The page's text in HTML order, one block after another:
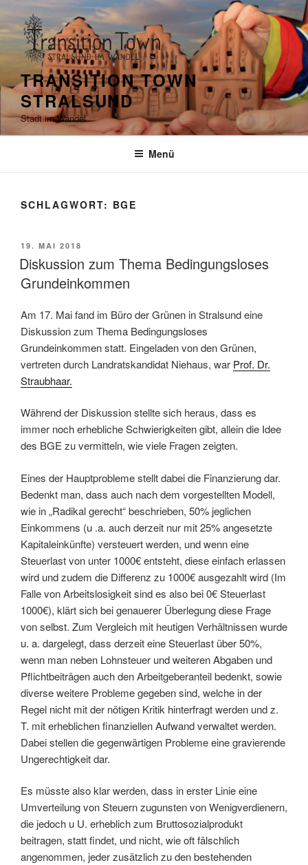
Inhalt
springen
TRANSITION TOWN
STRALSUND
Stadt im Wandel
Menü
SCHLAGWORT: BGE
VERÖFFENTLICHT
AM
19. MAI 2018
Diskussion zum Thema Bedingungsloses
Grundeinkommen
Am 17. Mai fand im Büro der Grünen in Stralsund eine
Diskussion zum Thema Bedingungsloses
Grundeinkommen statt. Eingeladen von den Grünen,
vertreten durch Landratskandidat Niehaus, war Prof. Dr.
Straubhaar.
Während der Diskussion stellte sich heraus, dass es
immer noch erhebliche Schwierigkeiten gibt, allein die Idee
des BGE zu vermitteln, wie viele Fragen zeigten.
Eines der Hauptprobleme stellt dabei die Finanzierung dar.
Bedenkt man, dass auch nach dem vorgestellten Modell,
wie in „Radikal gerecht“ beschrieben, 50% jeglichen
Einkommens (u .a. auch derzeit nur mit 25% angesetzte
Kapitaleinkünfte) versteuert werden, und wenn eine
Steuerlast von unter 1000€ entsteht, diese einfach erlassen
wird und zudem die Differenz zu 1000€ ausgezahlt wird (Im
Falle von Arbeitslosigkeit sind es also bei 0€ Steuerlast
1000€), klärt sich bei genauerer Überlegung diese Frage
von selbst. Zum Vergleich mit heutigen Verhältnissen wurde
u. a. dargelegt, dass derzeit eine Steuerlast über 50%,
wenn man neben Lohnsteuer und weiteren Abgaben und
Pflichtbeiträgen auch den Arbeitgeberanteil bedenkt, sowie
diverse weitere Probleme gegeben sind, welche in der
Regel nicht mit der nötigen Kritik hinterfragt werden und z.
T. mit erheblichen finanziellen Aufwand verwaltet werden.
Dabei stellen die gegenwärtigen Probleme eine gravierende
Ungerechtigkeit dar.
Es müsste also klar werden, dass in erster Linie eine
Umverteilung von Steuern zugunsten von Wenigverdienern,
die jedoch u U. erheblich zum Bruttosozialprodukt
beitragen, statt findet, und nicht, wie oft fälschlich
angenommen, jeder zusätzlich zu den bestehenden